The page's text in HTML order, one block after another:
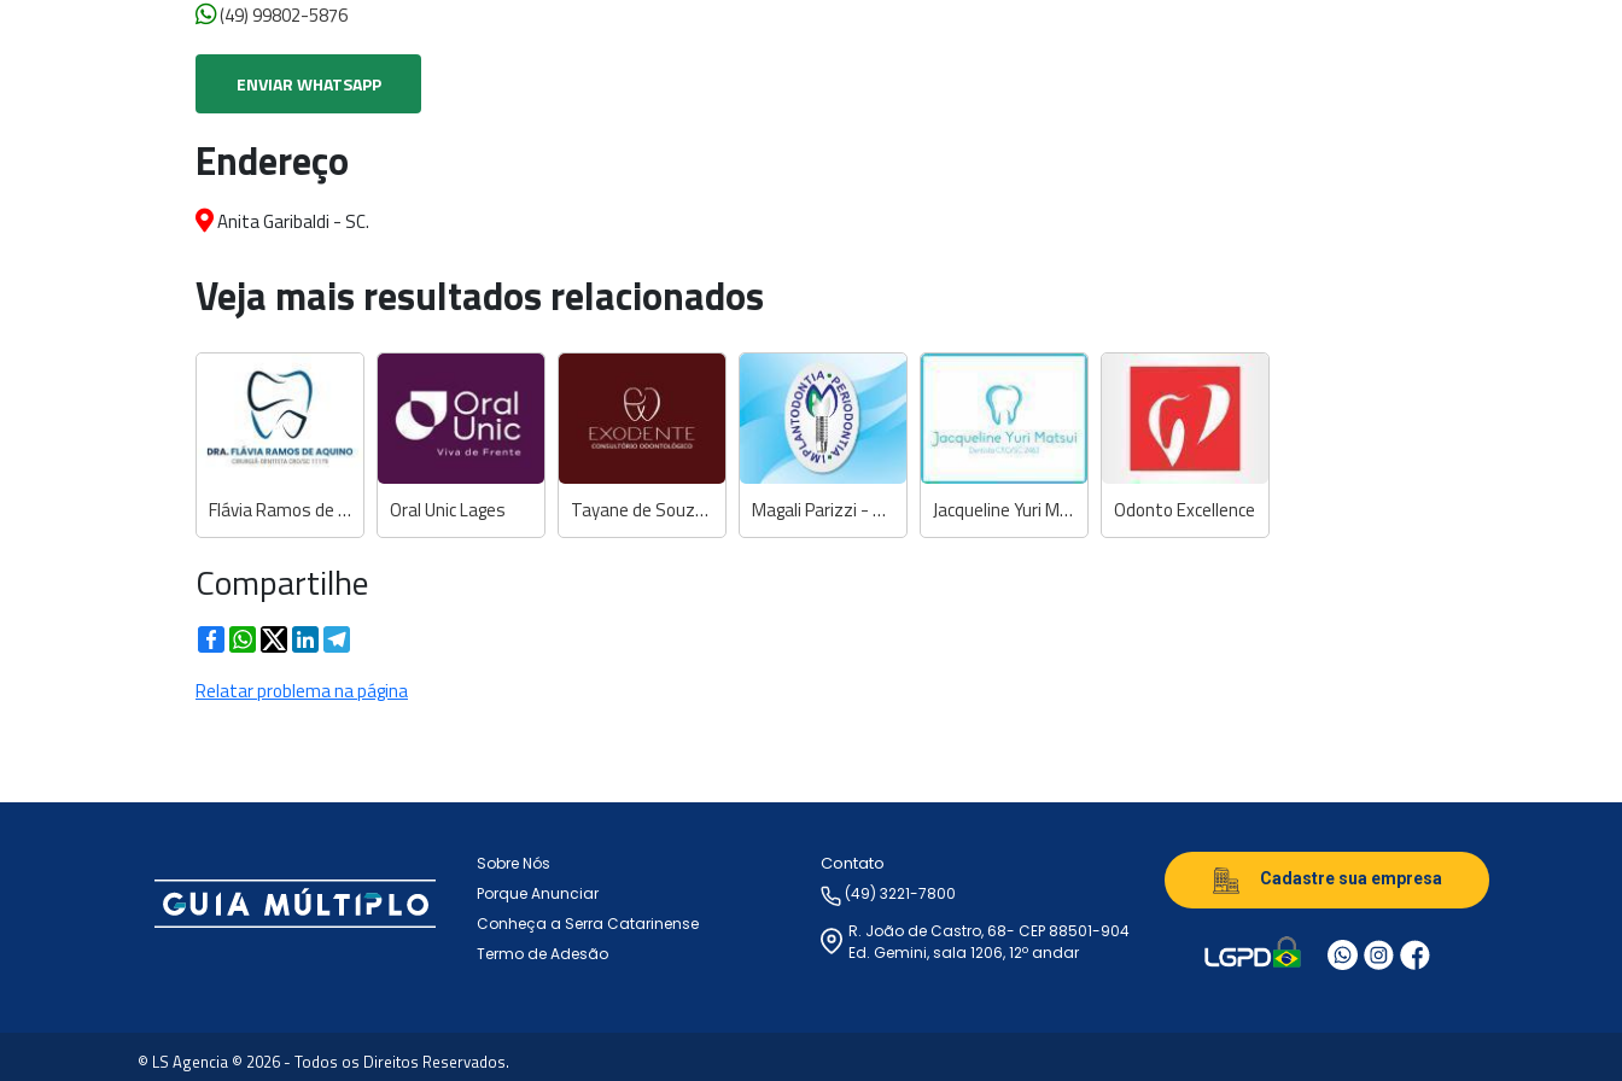
(49) 99802-5876
ENVIAR WHATSAPP
Endereço
Anita Garibaldi - SC.
Veja mais resultados relacionados
Flávia Ramos de Aquino - Dentista Oral Unic Lages Tayane de Souza Ferreira - Dentista Magali Parizzi - Dentista Jacqueline Yuri Matsui - Dentista Odonto Excellence
Compartilhe
FacebookWhatsApp
TwitterLinkedIn
Relatar problema na página
Sobre Nós
Porque Anunciar
Conheça a Serra Catarinense
Termo de Adesão
Contato
(49) 3221-7800
R. João de Castro, 68- CEP 88501-904
Ed. Gemini, sala 1206, 12º andar
Cadastre sua empresa
© LS Agencia © 2026 - Todos os Direitos Reservados.